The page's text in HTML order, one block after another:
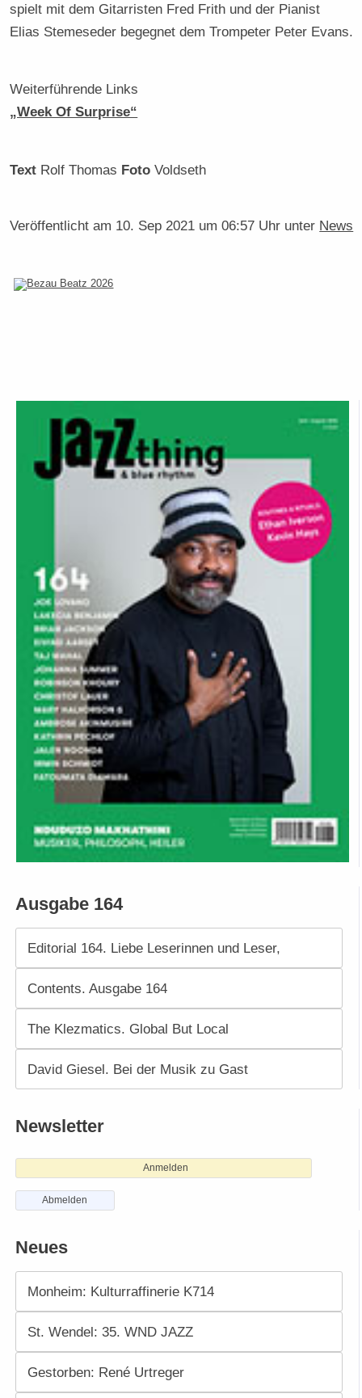
spielt mit dem Gitarristen Fred Frith und der Pianist
Elias Stemeseder begegnet dem Trompeter Peter Evans.
Weiterführende Links
„Week Of Surprise“
Text Rolf Thomas Foto Voldseth
Veröffentlicht am 10. Sep 2021 um 06:57 Uhr unter News
Ausgabe 164
Editorial 164. Liebe Leserinnen und Leser,
Contents. Ausgabe 164
The Klezmatics. Global But Local
David Giesel. Bei der Musik zu Gast
Newsletter
Anmelden
Abmelden
Neues
Monheim: Kulturraffinerie K714
St. Wendel: 35. WND JAZZ
Gestorben: René Urtreger